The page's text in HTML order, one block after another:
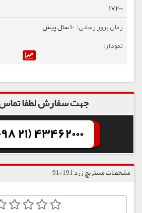
17200
10 سال پیش
جهت سفارش لطفا
21) 43462000
مشخصات مستربچ زرد 91/191